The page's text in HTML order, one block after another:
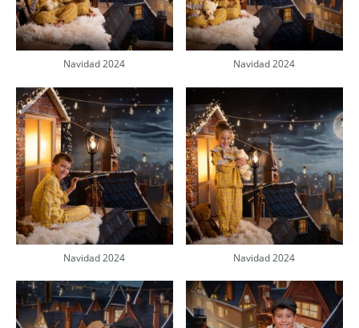
Navidad 2024 Navidad 2024
Navidad 2024 Navidad 2024